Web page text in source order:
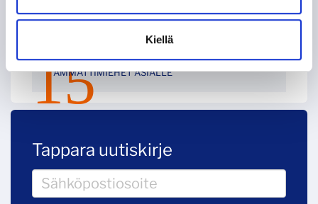
Kiellä
KOHTI AMMATTILAISUUTTA, OSA 2: EUROOPAN
LIIGA
KOHTI AMMATTILAISUUTTA, OSA 1:
AMMATTIMIEHET ASIALLE
Tappara uutiskirje